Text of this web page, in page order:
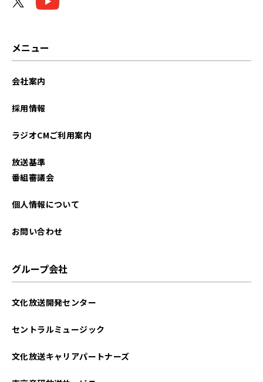
メニュー
会社案内
採用情報
ラジオCMご利用案内
放送基準
番組審議会
個人情報について
お問い合わせ
グループ会社
文化放送開発センター
セントラルミュージック
文化放送キャリアパートナーズ